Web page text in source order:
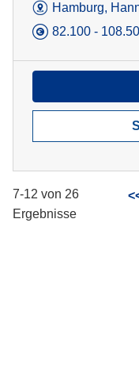
Hamburg,
82.100 -
7-12 von 26
Ergebnisse